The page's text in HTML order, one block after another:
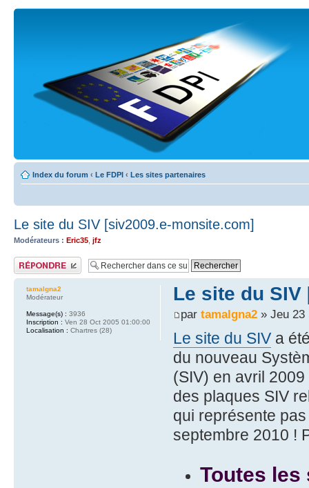
Index du forum ‹ Le FDPI ‹ Les sites partenaires
Le site du SIV [siv2009.e-monsite.com]
Modérateurs : Eric35 jfz
Publier une réponse
Le site du
par tamalgna2» Jeu 23
Le site du SIVa
du nouveau
(SIV) en avril
des plaques SIV
qui représente
septembre 2010 !
Toutes les
tamalgna2
Modérateur
Message(s) : 3936
Inscription : Ven 28 Oct 2005 01:00:00
Localisation : Chartres (28)